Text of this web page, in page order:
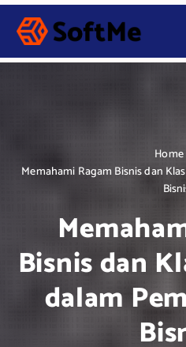
S
p
Home
Memahami Ragam Bisnis dan
Bisnis dan
dalam